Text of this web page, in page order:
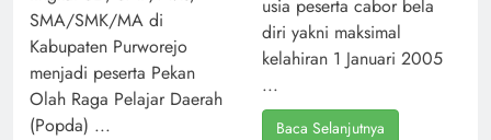
SMA/SMK/MA di
Kabupaten Purworejo
menjadi peserta Pekan
Olah Raga Pelajar Daerah
(Popda) ...
usia peserta cabor bela
diri yakni maksimal
kelahiran 1 Januari 2005
...
Baca Selanjutnya